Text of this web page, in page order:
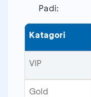
Padi:
Katagori
VIP
Gold